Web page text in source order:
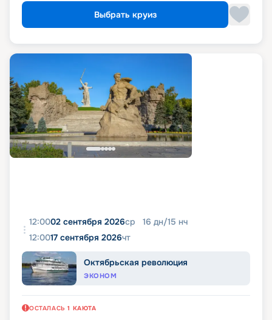
Выбрать круиз
12:0002 сентября 2026ср 16 дн/15 нч
12:0017 сентября 2026чт
Октябрьская революция
ЭКОНОМ
ОСТАЛАСЬ 1 КАЮТА